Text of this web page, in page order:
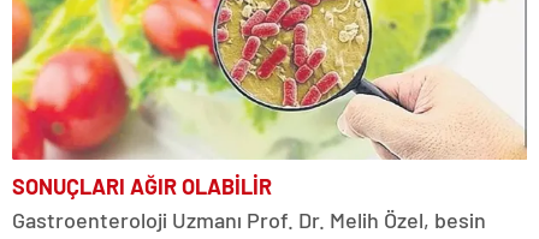
SONUÇLARI AĞIR OLABİLİR
Gastroenteroloji Uzmanı Prof. Dr. Melih Özel, besin